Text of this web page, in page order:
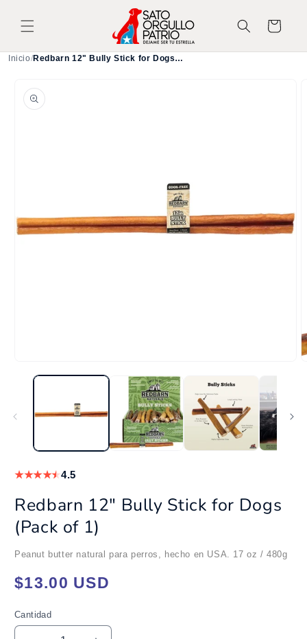
al contenido
Carrito
Inicio/ Redbarn 12" Bully Stick for Dogs (Pack of 1)
a la
información
elemento
una
★★★★★4.5
Redbarn 12" Bully Stick for Dogs
(Pack of 1)
Peanut butter natural para perros, hecho en USA. 17 oz / 480g
Precio
$13.00 USD
Cantidad
Cantidad